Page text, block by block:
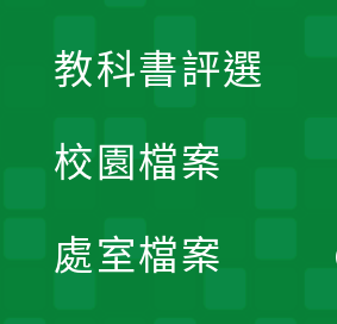
教科書評選
校園檔案
處室檔案